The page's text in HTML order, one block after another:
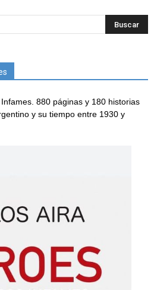
880 páginas y 180 historias
y su tiempo entre 1930 y